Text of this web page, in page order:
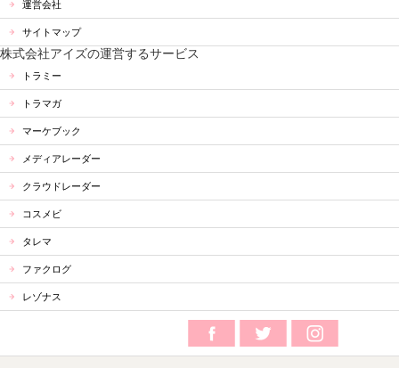
運営会社
サイトマップ
株式会社アイズの運営するサービス
トラミー
トラマガ
マーケブック
メディアレーダー
クラウドレーダー
コスメビ
タレマ
ファクログ
レゾナス